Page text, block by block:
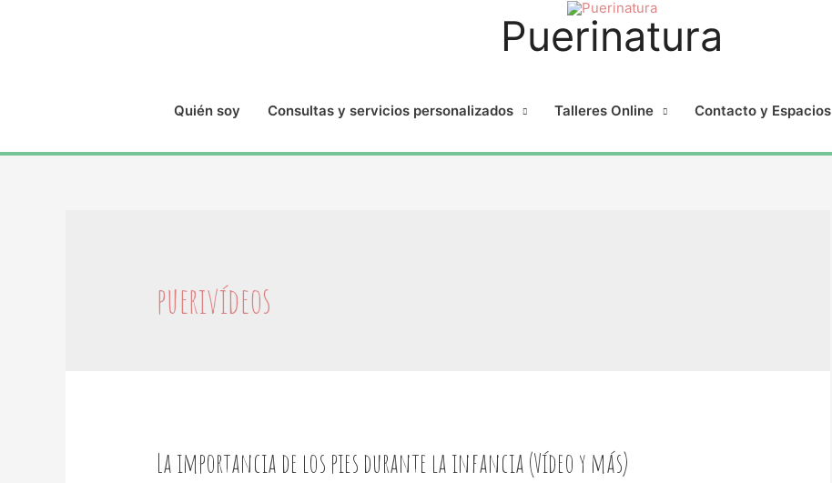
Puerinatura
Quién soy Consultas y servicios personalizados Talleres Online Contacto y Espacios
puerivídeos
La importancia de los pies durante la infancia (Vídeo y más)